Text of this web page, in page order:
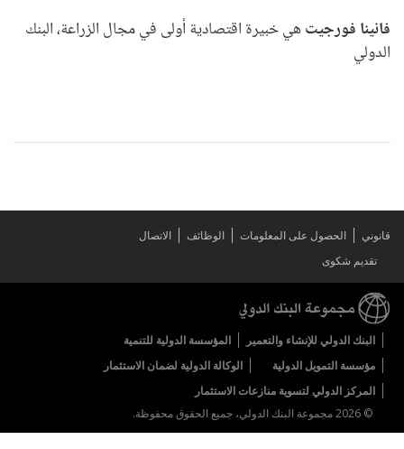
فانينا فورجيتهي خبيرة اقتصادية أولى في مجال الزراعة، البنك
الدولي
قانوني الحصول على المعلومات الوظائف
الاتصال
تقديم شكوى
البنك الدولي للإنشاء والتعمير
المؤسسة الدولية للتنمية
مؤسسة التمويل الدولية
الوكالة الدولية لضمان الاستثمار
المركز الدولي لتسوية منازعات الاستثمار
© 2026 مجموعة البنك الدولي، جميع الحقوق محفوظة.